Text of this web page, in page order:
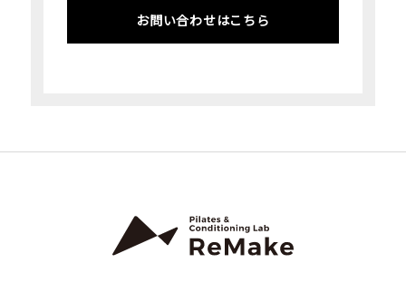
お問い合わせはこちら